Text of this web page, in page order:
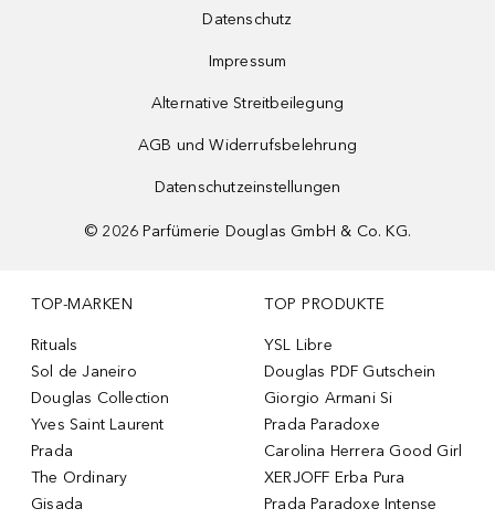
Datenschutz
Impressum
Alternative Streitbeilegung
AGB und Widerrufsbelehrung
Datenschutzeinstellungen
© 2026 Parfümerie Douglas GmbH & Co. KG.
TOP-MARKEN
Rituals
Sol de Janeiro
Douglas Collection
Yves Saint Laurent
Prada
The Ordinary
Gisada
TOP PRODUKTE
YSL Libre
Douglas PDF Gutschein
Giorgio Armani Si
Prada Paradoxe
Carolina Herrera Good Girl
XERJOFF Erba Pura
Prada Paradoxe Intense